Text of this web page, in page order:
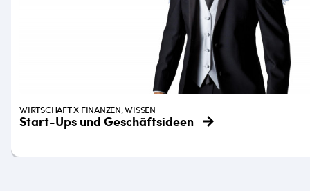
WIRTSCHAFT X FINANZEN, WISSEN
Start-Ups und Geschäftsideen